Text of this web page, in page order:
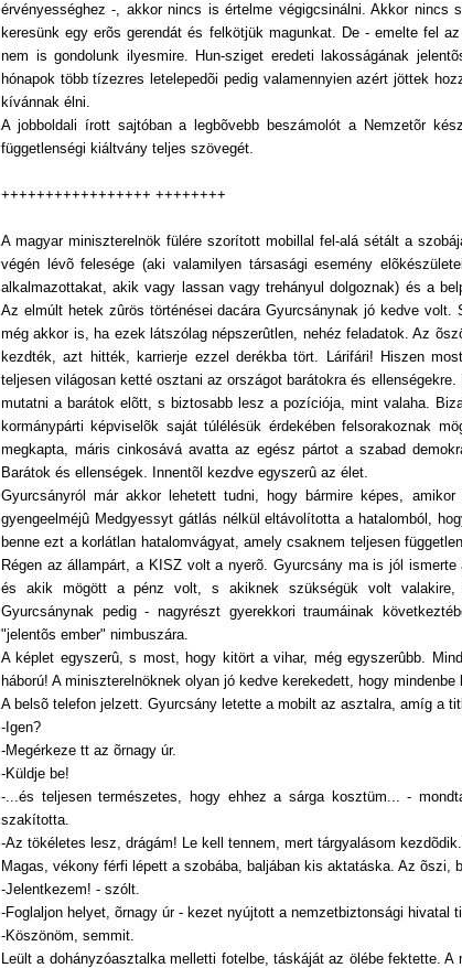
érvényességhez -, akkor nincs is értelme végigcsinálni. Akkor nincs
keresünk egy erõs gerendát és felkötjük magunkat. De - emelte fel
nem is gondolunk ilyesmire. Hun-sziget eredeti lakosságának
hónapok több tízezres letelepedõi pedig valamennyien azért jöttek
kívánnak élni.
A jobboldali írott sajtóban a legbõvebb beszámolót a Nemzetõr
függetlenségi kiáltvány teljes szövegét.
+++++++++++++++++ ++++++++
A magyar miniszterelnök fülére szorított mobillal fel-alá sétált a
végén lévõ felesége (aki valamilyen társasági esemény
alkalmazottakat, akik vagy lassan vagy trehányul dolgoznak) és a
Az elmúlt hetek zûrös történései dacára Gyurcsánynak jó kedve
még akkor is, ha ezek látszólag népszerûtlen, nehéz feladatok. Az
kezdték, azt hitték, karrierje ezzel derékba tört. Lárifári! Hiszen
teljesen világosan ketté osztani az országot barátokra és
mutatni a barátok elõtt, s biztosabb lesz a pozíciója, mint valaha.
kormánypárti képviselõk saját túlélésük érdekében felsorakoznak
megkapta, máris cinkosává avatta az egész pártot a szabad
Barátok és ellenségek. Innentõl kezdve egyszerû az élet.
Gyurcsányról már akkor lehetett tudni, hogy bármire képes,
gyengeelméjû Medgyessyt gátlás nélkül eltávolította a hatalomból,
benne ezt a korlátlan hatalomvágyat, amely csaknem teljesen
Régen az állampárt, a KISZ volt a nyerõ. Gyurcsány ma is jól
és akik mögött a pénz volt, s akiknek szükségük volt valakire,
Gyurcsánynak pedig - nagyrészt gyerekkori traumáinak
"jelentõs ember" nimbuszára.
A képlet egyszerû, s most, hogy kitört a vihar, még egyszerûbb.
háború! A miniszterelnöknek olyan jó kedve kerekedett, hogy
A belsõ telefon jelzett. Gyurcsány letette a mobilt az asztalra, amíg a
-Igen?
-Megérkeze tt az õrnagy úr.
-Küldje be!
-...és teljesen természetes, hogy ehhez a sárga kosztüm... -
szakította.
-Az tökéletes lesz, drágám! Le kell tennem, mert tárgyalásom
Magas, vékony férfi lépett a szobába, baljában kis aktatáska. Az õszi,
-Jelentkezem! - szólt.
-Foglaljon helyet, õrnagy úr - kezet nyújtott a nemzetbiztonsági hivatal
-Köszönöm, semmit.
Leült a dohányzóasztalka melletti fotelbe, táskáját az ölébe fektette.